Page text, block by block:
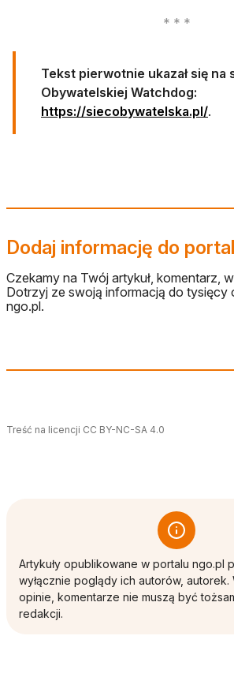
Tekst pierwotnie ukazał się na
Obywatelskiej Watchdog:
https://siecobywatelska.pl/.
Dodaj informację do
Czekamy na Twój artykuł, komentarz,
Dotrzyj ze swoją informacją do tysięcy
ngo.pl.
Treść na licencji CC BY-NC-SA 4.0
Artykuły opublikowane w portalu ngo.pl
wyłącznie poglądy ich autorów,
opinie, komentarze nie muszą być
redakcji.